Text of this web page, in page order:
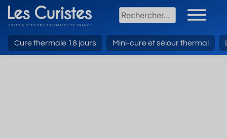
Cure thermale 18 jours Mini-cure et séjour thermal